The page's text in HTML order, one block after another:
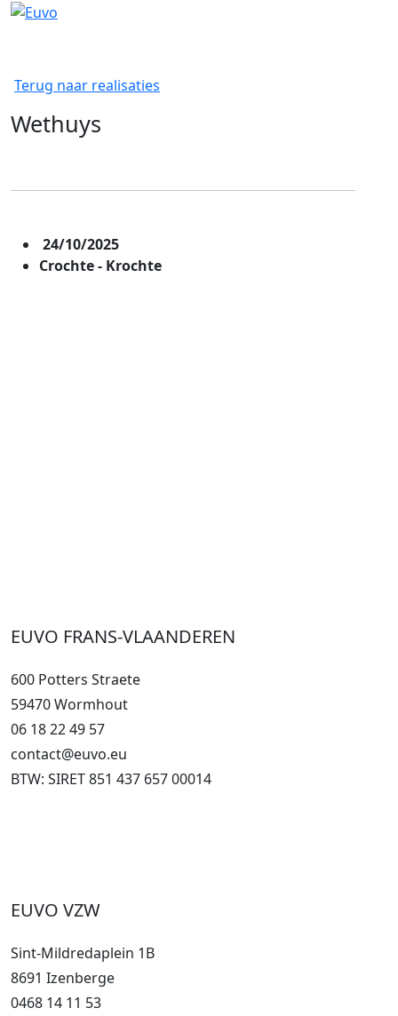
Terug naar realisaties
Wethuys
24/10/2025
Crochte - Krochte
EUVO FRANS-VLAANDEREN
600 Potters Straete
59470 Wormhout
06 18 22 49 57
contact@euvo.eu
BTW: SIRET 851 437 657 00014
EUVO VZW
Sint-Mildredaplein 1B
8691 Izenberge
0468 14 11 53